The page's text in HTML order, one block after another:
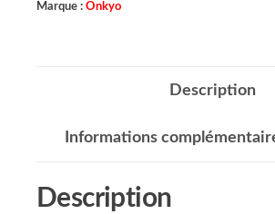
Marque : Onkyo
Description
Informations
Description